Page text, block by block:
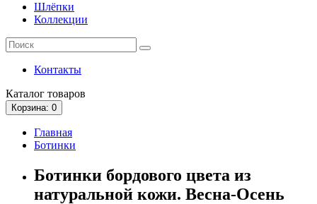
Шлёпки
Коллекции
Контакты
Каталог товаров
Корзина: 0
Главная
Ботинки
Ботинки бордового цвета из
натуральной кожи. Весна-Осень